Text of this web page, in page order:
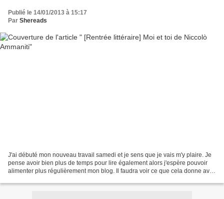
Publié le 14/01/2013 à 15:17
Par Shereads
J'ai débuté mon nouveau travail samedi et je sens que je vais m'y plaire. Je
pense avoir bien plus de temps pour lire également alors j'espère pouvoir
alimenter plus régulièrement mon blog. Il faudra voir ce que cela donne avec